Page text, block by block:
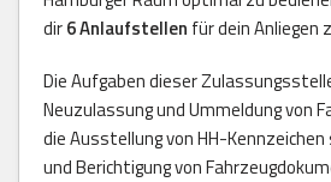
dir6 Anlaufstellen für dein Anliegen
Die Aufgaben dieser
Neuzulassung und Ummeldung von
die Ausstellung von HH-
und Berichtigung von